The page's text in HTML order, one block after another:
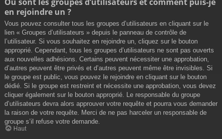
en rejoindre un ?
Vous pouvez consulter tous les groupes d’utilisateurs en cliquant sur le
lien « Groupes d’utilisateurs » depuis le panneau de contrôle de
l’utilisateur. Si vous souhaitez en rejoindre un, cliquez sur le bouton
approprié. Cependant, tous les groupes d’utilisateurs ne sont pas ouverts
aux nouvelles adhésions. Certains peuvent nécessiter une approbation,
d’autres peuvent être privés et d’autres peuvent même être invisibles. Si
le groupe est public, vous pouvez le rejoindre en cliquant sur le bouton
dédié. Si le groupe est restreint et nécessite une approbation, vous devez
cliquer également sur le bouton approprié. Le responsable du groupe
d’utilisateurs devra alors approuver votre requête et pourra vous demander
la raison de votre requête. Merci de ne pas harceler un responsable de
groupe s’il refuse votre demande.
Haut